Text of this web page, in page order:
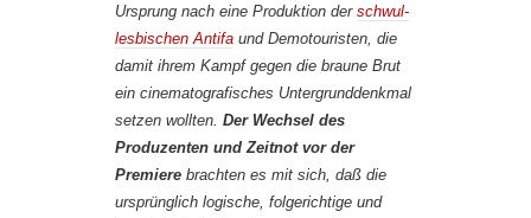
Ursprung nach eine Produktion der schwul-
lesbischen Antifa und Demotouristen, die
damit ihrem Kampf gegen die braune Brut
ein cinematografisches Untergrunddenkmal
setzen wollten. Der Wechsel des
Produzenten und Zeitnot vor der
Premiere brachten es mit sich, daß die
ursprünglich logische, folgerichtige und